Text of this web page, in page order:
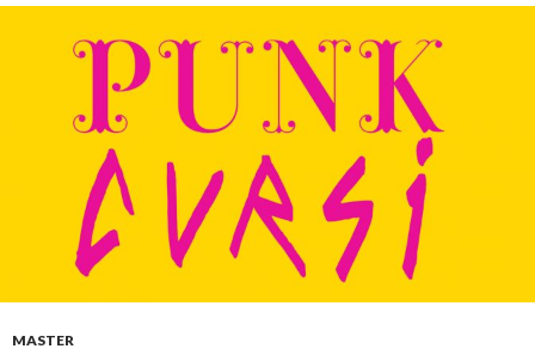
MASTER